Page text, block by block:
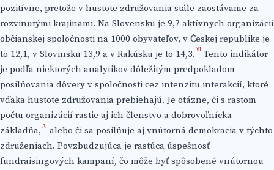
pozitívne, pretože v hustote združovania stále zaostávame za
rozvinutými krajinami. Na Slovensku je 9,7 aktívnych organizácií
občianskej spoločnosti na 1000 obyvateľov, v Českej republike je
to 12,1, v Slovinsku 13,9 a v Rakúsku je to 14,3. [6] Tento indikátor
je podľa niektorých analytikov dôležitým predpokladom
posilňovania dôvery v spoločnosti cez intenzitu interakcií, ktoré
vďaka hustote združovania prebiehajú. Je otázne, či s rastom
počtu organizácií rastie aj ich členstvo a dobrovoľnícka
základňa, [7] alebo či sa posilňuje aj vnútorná demokracia v týchto
združeniach. Povzbudzujúca je rastúca úspešnosť
fundraisingových kampaní, čo môže byť spôsobené vnútornou